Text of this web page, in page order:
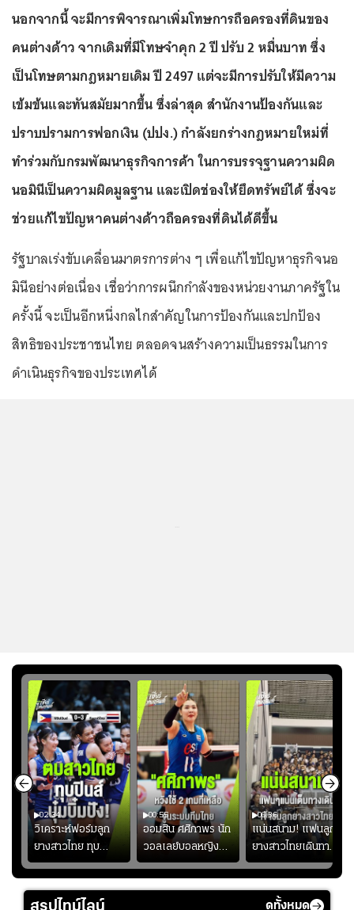
นอกจากนี้ จะมีการพิจารณาเพิ่มโทษการถือครองที่ดินของ
คนต่างด้าว จากเดิมที่มีโทษจำคุก 2 ปี ปรับ 2 หมื่นบาท ซึ่ง
เป็นโทษตามกฎหมายเดิม ปี 2497 แต่จะมีการปรับให้มีความ
เข้มข้นและทันสมัยมากขึ้น ซึ่งล่าสุด สำนักงานป้องกันและ
ปราบปรามการฟอกเงิน (ปปง.) กำลังยกร่างกฎหมายใหม่ที่
ทำร่วมกับกรมพัฒนาธุรกิจการค้า ในการบรรจุฐานความผิด
นอมินีเป็นความผิดมูลฐาน และเปิดช่องให้ยึดทรัพย์ได้ ซึ่งจะ
ช่วยแก้ไขปัญหาคนต่างด้าวถือครองที่ดินได้ดีขึ้น
รัฐบาลเร่งขับเคลื่อนมาตรการต่าง ๆ เพื่อแก้ไขปัญหาธุรกิจนอ
มินีอย่างต่อเนื่อง เชื่อว่าการผนึกกำลังของหน่วยงานภาครัฐใน
ครั้งนี้ จะเป็นอีกหนึ่งกลไกสำคัญในการป้องกันและปกป้อง
สิทธิของประชาชนไทย ตลอดจนสร้างความเป็นธรรมในการ
ดำเนินธุรกิจของประเทศได้
02:34
วิเคราะห์ฟอร์มลูก
ยางสาวไทย ทุบ
ฟิลิปปินส์ 3-0! "บุ๋ม
บิ๋ม" คืนสนามสุดปัง
#วอลเลย์บอลชาย
00:55
ออมสิน ศศิภาพร นัก
วอลเลย์บอลหญิงทีม
ชาติไทย หวังใช้ 2
เกมที่เหลือ ปรับจู
00:36
แน่นสนาม! แฟนลูก
ยางสาวไทยเดินทาง
เข้ามาเชียร์สาวไทย
อย่างคึกคัก เพื่อให้
กำลังใจ ก่อนที่สาว
สรุปไทม์ไลน์ ดูทั้งหมด